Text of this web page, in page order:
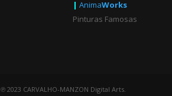
| AnimaWorks
Pinturas Famosas
2023 CARVALHO-MANZON Digital Arts.